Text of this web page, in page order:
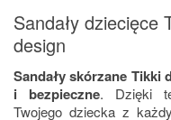
Sandały dziecięce
design
Sandały skórzane Tikki
i bezpieczne. Dzięki
Twojego dziecka z